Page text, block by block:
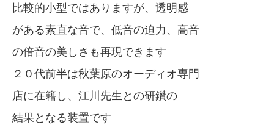
比較的小型ではありますが、透明感
がある素直な音で、低音の迫力、高音
の倍音の美しさも再現できます
２０代前半は秋葉原のオーディオ専門
店に在籍し、江川先生との研鑽の
結果となる装置です